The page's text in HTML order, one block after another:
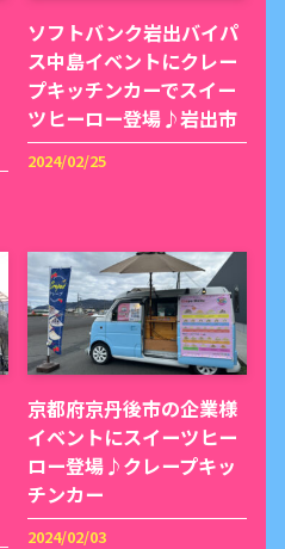
ソフトバンク岩出バイパ
ス中島イベントにクレー
プキッチンカーでスイー
ツヒーロー登場♪岩出市
2024/02/25
京都府京丹後市の企業様
イベントにスイーツヒー
ロー登場♪クレープキッ
チンカー
2024/02/03